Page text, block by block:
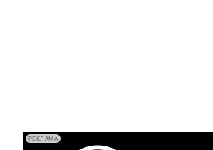
РЕКЛАМА